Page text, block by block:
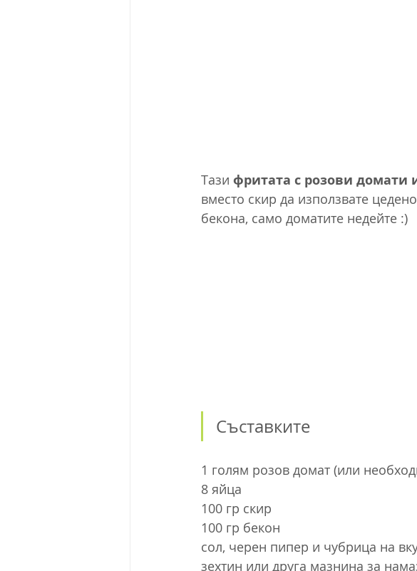
Тази фритата с розови домати
вместо скир да използвате
бекона, само доматите недейте :)
Съставките
1 голям розов домат (или
8 яйца
100 гр скир
100 гр бекон
сол, черен пипер и чубрица на
зехтин или друга мазнина за